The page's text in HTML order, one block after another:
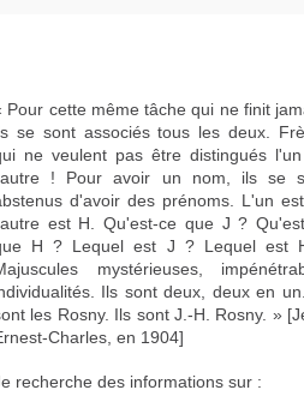
Pour cette même tâche qui ne finit
se sont associés tous les deux.
ne veulent pas être distingués
! Pour avoir un nom, ils se
d'avoir des prénoms. L'un est
est H. Qu'est-ce que J ?
H ? Lequel est J ? Lequel est
mystérieuses,
Ils sont deux, deux en
les Rosny. Ils sont J.-H. Rosny. »
Charles, en 1904]
recherche des informations sur :